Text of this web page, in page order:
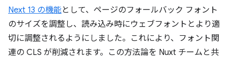
Next 13 の機能として、ページのフォールバック フォント
のサイズを調整し、読み込み時にウェブフォントとより適
切に調整されるようにしました。これにより、フォント関
連の CLS が削減されます。この方法論を Nuxt チームと共